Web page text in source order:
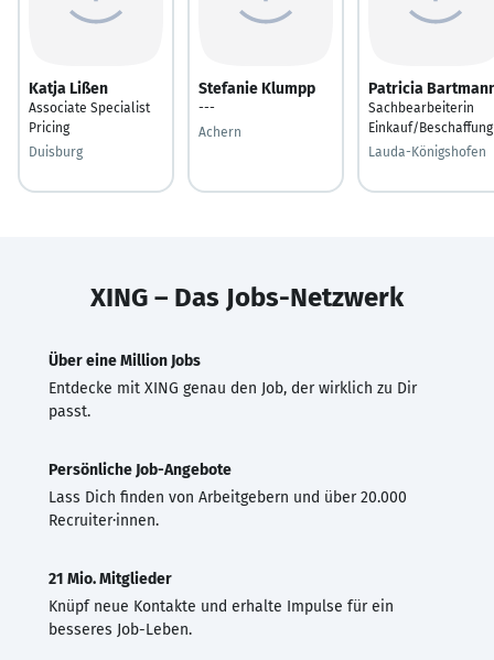
Katja Lißen
Associate Specialist
Pricing
Duisburg
Stefanie Klumpp
---
Achern
Patricia
Sachbearbeiterin
Einkauf/Beschaffung
Lauda-Königshofen
XING – Das Jobs-Netzwerk
Über eine Million Jobs
Entdecke mit XING genau den Job, der wirklich zu Dir
passt.
Persönliche Job-Angebote
Lass Dich finden von Arbeitgebern und über 20.000
Recruiter·innen.
21 Mio. Mitglieder
Knüpf neue Kontakte und erhalte Impulse für ein
besseres Job-Leben.